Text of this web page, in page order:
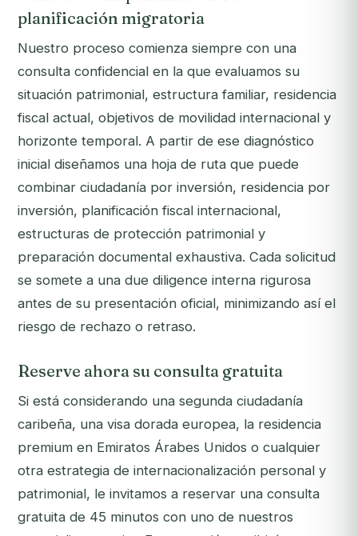
planificación migratoria
Nuestro proceso comienza siempre con una
consulta confidencial en la que evaluamos su
situación patrimonial, estructura familiar, residencia
fiscal actual, objetivos de movilidad internacional y
horizonte temporal. A partir de ese diagnóstico
inicial diseñamos una hoja de ruta que puede
combinar ciudadanía por inversión, residencia por
inversión, planificación fiscal internacional,
estructuras de protección patrimonial y
preparación documental exhaustiva. Cada solicitud
se somete a una due diligence interna rigurosa
antes de su presentación oficial, minimizando así el
riesgo de rechazo o retraso.
Reserve ahora su consulta gratuita
Si está considerando una segunda ciudadanía
caribeña, una visa dorada europea, la residencia
premium en Emiratos Árabes Unidos o cualquier
otra estrategia de internacionalización personal y
patrimonial, le invitamos a reservar una consulta
gratuita de 45 minutos con uno de nuestros